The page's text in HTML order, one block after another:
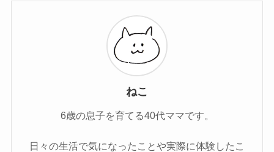
ねこ
6歳の息子を育てる40代ママです。
日々の生活で気になったことや実際に体験したこ